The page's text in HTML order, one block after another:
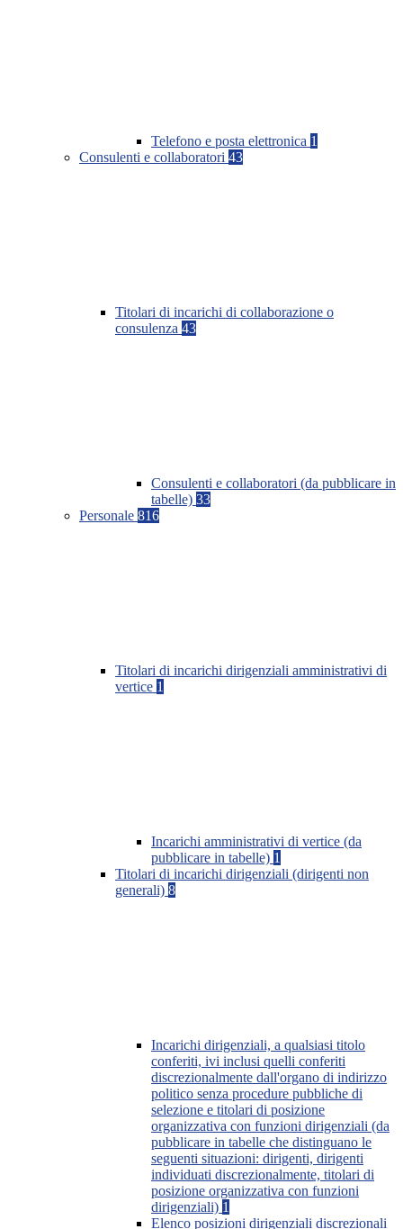
Telefono e posta elettronica 1
Consulenti e collaboratori 43
Titolari di incarichi di collaborazione o
consulenza 43
Consulenti e collaboratori (da pubblicare in
tabelle) 33
Personale 816
Titolari di incarichi dirigenziali amministrativi di
vertice 1
Incarichi amministrativi di vertice (da
pubblicare in tabelle) 1
Titolari di incarichi dirigenziali (dirigenti non
generali) 8
Incarichi dirigenziali, a qualsiasi titolo
conferiti, ivi inclusi quelli conferiti
discrezionalmente dall'organo di indirizzo
politico senza procedure pubbliche di
selezione e titolari di posizione
organizzativa con funzioni dirigenziali (da
pubblicare in tabelle che distinguano le
seguenti situazioni: dirigenti, dirigenti
individuati discrezionalmente, titolari di
posizione organizzativa con funzioni
dirigenziali) 1
Elenco posizioni dirigenziali discrezionali